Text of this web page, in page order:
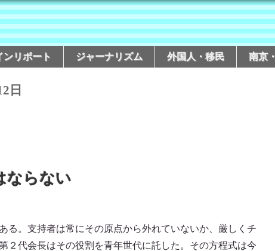
ンリポート ジャーナリズム 外国人・移民 南京
日
ならない
る。支持者は常にその原点から外れていないか、厳しくチ
２代会長はその役割を青年世代に託した。その方程式は今